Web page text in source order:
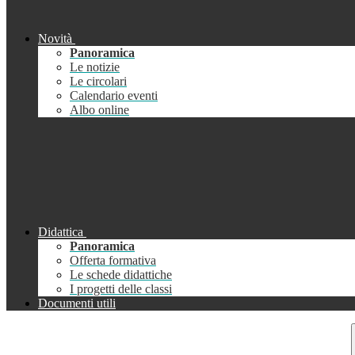
Novità
Panoramica
Le notizie
Le circolari
Calendario eventi
Albo online
Didattica
Panoramica
Offerta formativa
Le schede didattiche
I progetti delle classi
Documenti utili